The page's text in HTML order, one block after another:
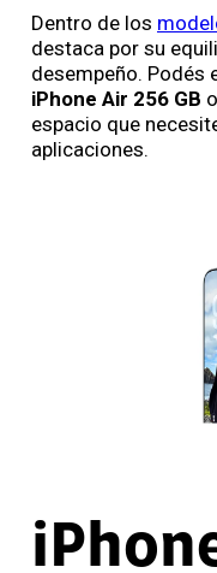
Dentro de los
destaca por su
desempeño. Podés
iPhone Air 256 GB o
espacio que
aplicaciones.